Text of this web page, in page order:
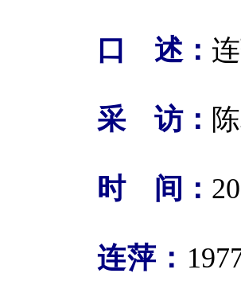
口 述：
采 访：
时 间：
连萍：